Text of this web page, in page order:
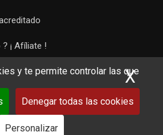
y te permite controlar las que
Denegar todas las cookies
Personalizar
X
¡ Afíliate !
a trabajar !